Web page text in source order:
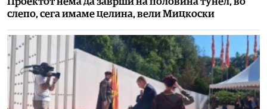
слепо, сега имаме целина, вели Мицкоски